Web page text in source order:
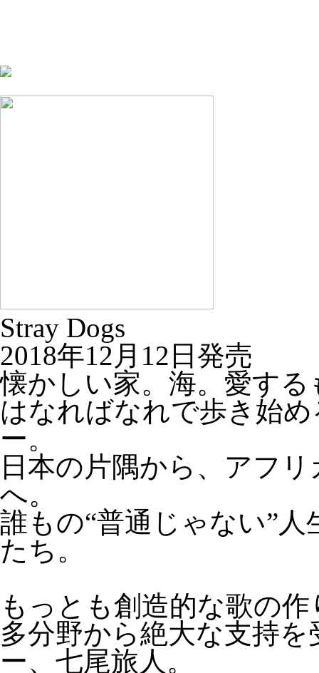
Stray Dogs
2018年12月12日発売
懐かしい家。海。愛す
はなればなれで歩き始
ー。
日本の片隅から、アフ
へ。
誰もの“普通じゃない”
たち。
もっとも創造的な歌の
多分野から絶大な支持
ー、七尾旅人。